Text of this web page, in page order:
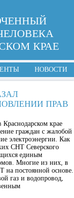
КРАЕ
НОВОСТИ
ПРАВ
крае
граждан с жалобой
электроэнергии. Как
СНТ Северского
единым
Многие из них, в
на постоянной основе.
газ и водопровод,